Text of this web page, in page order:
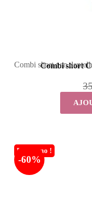
Combi short
Combi short : en
En promo !
-60%